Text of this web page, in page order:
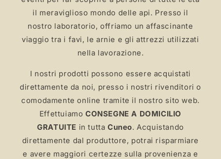
il meraviglioso mondo delle api. Presso il
nostro laboratorio, offriamo un affascinante
viaggio tra i favi, le arnie e gli attrezzi utilizzati
nella lavorazione.
I nostri prodotti possono essere acquistati
direttamente da noi, presso i nostri rivenditori o
comodamente online tramite il nostro sito web.
EffettuiamoCONSEGNE A DOMICILIO
GRATUITE in tuttaCuneo. Acquistando
direttamente dal produttore, potrai risparmiare
e avere maggiori certezze sulla provenienza e